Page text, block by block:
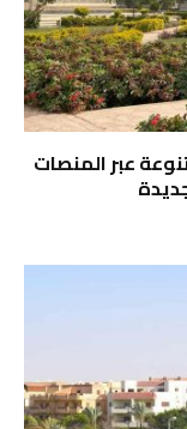
عبر المنصات